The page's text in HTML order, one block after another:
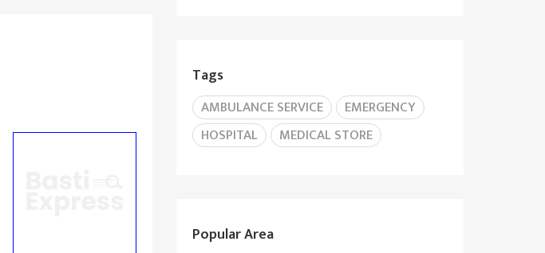
Tags
AMBULANCE SERVICE
EMERGENCY
HOSPITAL
MEDICAL STORE
Popular Area